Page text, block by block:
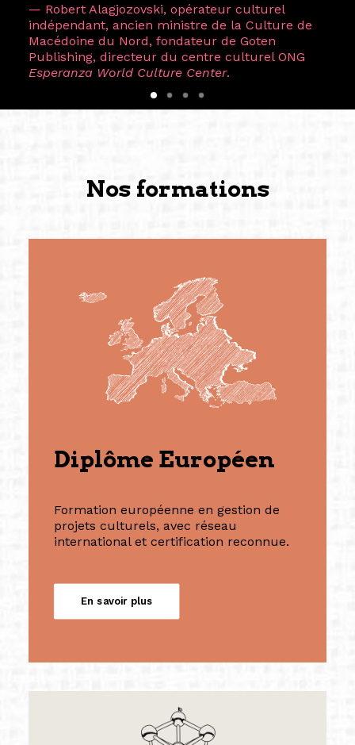
— Robert Alagjozovski, opérateur culturel
indépendant, ancien ministre de la Culture de
Macédoine du Nord, fondateur de Goten
Publishing, directeur du centre culturel ONG
Esperanza World Culture Center.
Nos formations
Diplôme Européen
Formation européenne en gestion de
projets culturels, avec réseau
international et certification reconnue.
En savoir plus